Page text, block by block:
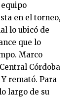
en el torneo,
lo ubicó de
que lo
Marco
Córdoba
remató. Para
largo de su